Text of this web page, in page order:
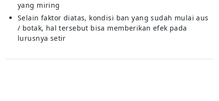
yang miring
Selain faktor diatas, kondisi ban yang sudah mulai aus
/ botak, hal tersebut bisa memberikan efek pada
lurusnya setir